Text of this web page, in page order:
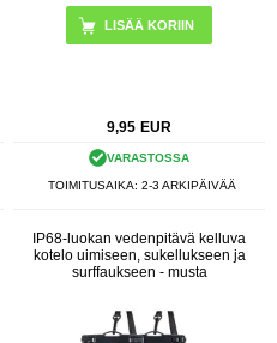
9,95 EUR
VARASTOSSA
TOIMITUSAIKA: 2-3 ARKIPÄIVÄÄ
IP68-luokan vedenpitävä kelluva
kotelo uimiseen, sukellukseen ja
surffaukseen - musta